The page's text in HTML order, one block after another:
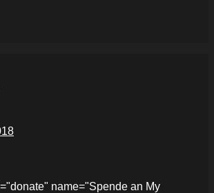
name="Spende an My